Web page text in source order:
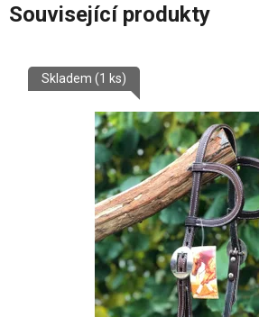
Související produkty
Skladem (1 ks)